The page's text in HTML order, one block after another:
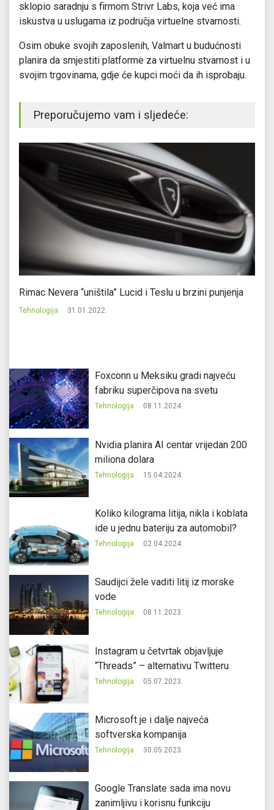
sklopio saradnju s firmom Strivr Labs, koja već ima
iskustva u uslugama iz područja virtuelne stvarnosti.
Osim obuke svojih zaposlenih, Valmart u budućnosti
planira da smjestiti platforme za virtuelnu stvarnost i u
svojim trgovinama, gdje će kupci moći da ih isprobaju.
Preporučujemo vam i sljedeće:
Rimac Nevera “uništila” Lucid i Teslu u brzini punjenja
Tehnologija 31.01.2022.
Foxconn u Meksiku gradi najveću
fabriku superčipova na svetu
Tehnologija 08.11.2024.
Nvidia planira AI centar vrijedan 200
miliona dolara
Tehnologija 15.04.2024.
Koliko kilograma litija, nikla i koblata
ide u jednu bateriju za automobil?
Tehnologija 02.04.2024.
Saudijci žele vaditi litij iz morske
vode
Tehnologija 08.11.2023.
Instagram u četvrtak objavljuje
“Threads” – alternativu Twitteru
Tehnologija 05.07.2023.
Microsoft je i dalje najveća
softverska kompanija
Tehnologija 30.05.2023.
Google Translate sada ima novu
zanimljivu i korisnu funkciju